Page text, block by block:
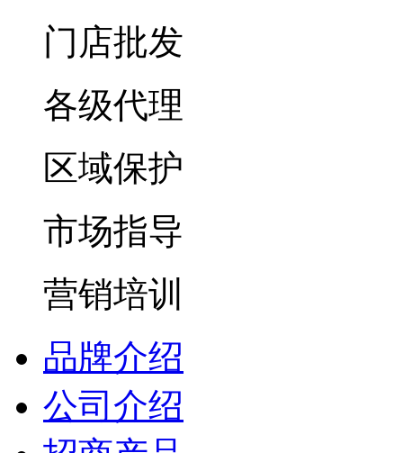
门店批发
各级代理
区域保护
市场指导
营销培训
品牌介绍
公司介绍